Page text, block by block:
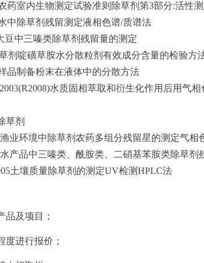
药室内生物测定试验准则除草剂第3部分:活性
中除草剂残留测定液相色谱/质谱法
豆中三嗪类除草剂残留量的测定
草剂啶磺草胺水分散粒剂有效成分含量的检验方
品制备粉末在液体中的分散方法
2003(R2008)水质固相萃取和衍生化作用后用
草剂
渔业环境中除草剂农药多组分残留星的测定气相
水产品中三嗪类、酰胺类、二硝基苯胺类除草
土壤质量除草剂的测定UV检测HPLC法
品及项目；
度进行报价；